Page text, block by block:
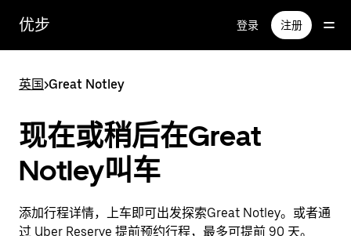
优步 登录 注册
英国>Great Notley
现在或稍后在Great
Notley叫车
添加行程详情，上车即可出发探索Great Notley。或者通
过 Uber Reserve 提前预约行程，最多可提前 90 天。